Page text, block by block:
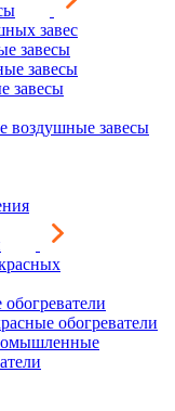
завес
завесы
завесы
завесы
воздушные завесы
обогреватели